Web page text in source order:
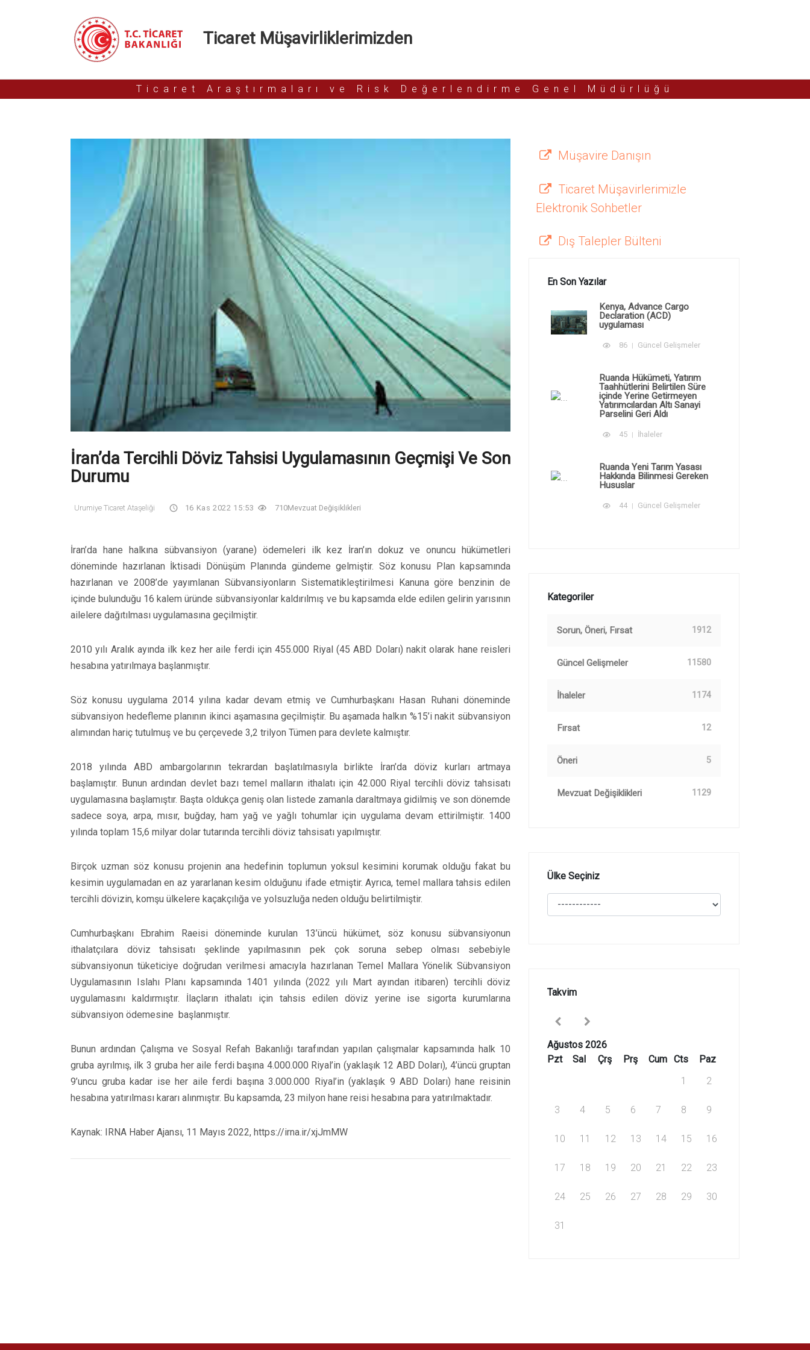
Ticaret Müşavirliklerimizden
Ticaret Araştırmaları ve Risk Değerlendirme Genel Müdürlüğü
İran’da Tercihli Döviz Tahsisi Uygulamasının Geçmişi Ve Son
Durumu
Urumiye Ticaret Ataşeliği 16 Kas 2022 15:53 710Mevzuat Değişiklikleri
İran’da hane halkına sübvansiyon (yarane) ödemeleri ilk kez İran’ın dokuz ve onuncu hükümetleri
döneminde hazırlanan İktisadi Dönüşüm Planında gündeme gelmiştir. Söz konusu Plan kapsamında
hazırlanan ve 2008’de yayımlanan Sübvansiyonların Sistematikleştirilmesi Kanuna göre benzinin de
içinde bulunduğu 16 kalem üründe sübvansiyonlar kaldırılmış ve bu kapsamda elde edilen gelirin yarısının
ailelere dağıtılması uygulamasına geçilmiştir.
2010 yılı Aralık ayında ilk kez her aile ferdi için 455.000 Riyal (45 ABD Doları) nakit olarak hane reisleri
hesabına yatırılmaya başlanmıştır.
Söz konusu uygulama 2014 yılına kadar devam etmiş ve Cumhurbaşkanı Hasan Ruhani döneminde
sübvansiyon hedefleme planının ikinci aşamasına geçilmiştir. Bu aşamada halkın %15’i nakit sübvansiyon
alımından hariç tutulmuş ve bu çerçevede 3,2 trilyon Tümen para devlete kalmıştır.
2018 yılında ABD ambargolarının tekrardan başlatılmasıyla birlikte İran’da döviz kurları artmaya
başlamıştır. Bunun ardından devlet bazı temel malların ithalatı için 42.000 Riyal tercihli döviz tahsisatı
uygulamasına başlamıştır. Başta oldukça geniş olan listede zamanla daraltmaya gidilmiş ve son dönemde
sadece soya, arpa, mısır, buğday, ham yağ ve yağlı tohumlar için uygulama devam ettirilmiştir. 1400
yılında toplam 15,6 milyar dolar tutarında tercihli döviz tahsisatı yapılmıştır.
Birçok uzman söz konusu projenin ana hedefinin toplumun yoksul kesimini korumak olduğu fakat bu
kesimin uygulamadan en az yararlanan kesim olduğunu ifade etmiştir. Ayrıca, temel mallara tahsis edilen
tercihli dövizin, komşu ülkelere kaçakçılığa ve yolsuzluğa neden olduğu belirtilmiştir.
Cumhurbaşkanı Ebrahim Raeisi döneminde kurulan 13’üncü hükümet, söz konusu sübvansiyonun
ithalatçılara döviz tahsisatı şeklinde yapılmasının pek çok soruna sebep olması sebebiyle
sübvansiyonun tüketiciye doğrudan verilmesi amacıyla hazırlanan Temel Mallara Yönelik Sübvansiyon
Uygulamasının Islahı Planı kapsamında 1401 yılında (2022 yılı Mart ayından itibaren) tercihli döviz
uygulamasını kaldırmıştır. İlaçların ithalatı için tahsis edilen döviz yerine ise sigorta kurumlarına
sübvansiyon ödemesine başlanmıştır.
Bunun ardından Çalışma ve Sosyal Refah Bakanlığı tarafından yapılan çalışmalar kapsamında halk 10
gruba ayrılmış, ilk 3 gruba her aile ferdi başına 4.000.000 Riyal’in (yaklaşık 12 ABD Doları), 4’üncü gruptan
9’uncu gruba kadar ise her aile ferdi başına 3.000.000 Riyal’in (yaklaşık 9 ABD Doları) hane reisinin
hesabına yatırılması kararı alınmıştır. Bu kapsamda, 23 milyon hane reisi hesabına para yatırılmaktadır.
Kaynak: IRNA Haber Ajansı, 11 Mayıs 2022, https://irna.ir/xjJmMW
Müşavire Danışın
Ticaret Müşavirlerimizle
Elektronik Sohbetler
Dış Talepler Bülteni
En Son Yazılar
Kenya, Advance Cargo
Declaration (ACD)
uygulaması
86 Güncel Gelişmeler
Ruanda Hükümeti, Yatırım
Taahhütlerini Belirtilen Süre
içinde Yerine Getirmeyen
Yatırımcılardan Altı Sanayi
Parselini Geri Aldı
45 İhaleler
Ruanda Yeni Tarım Yasası
Hakkında Bilinmesi Gereken
Hususlar
44 Güncel Gelişmeler
Kategoriler
Sorun, Öneri, Fırsat 1912
Güncel Gelişmeler 11580
İhaleler 1174
Fırsat 12
Öneri 5
Mevzuat Değişiklikleri 1129
Ülke Seçiniz
Takvim
Ağustos 2026
Pzt
Sal Çrş Prş Cum Cts
Paz
1
2
3 4 5 6 7 8 9
10 11 12 13 14 15 16
17 18 19 20 21 22 23
24 25 26 27 28 29 30
31